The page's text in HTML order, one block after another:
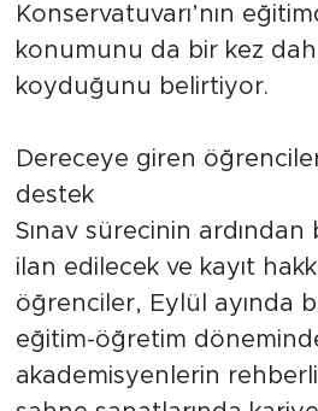
Konservatuvarı’nın
konumunu da bir kez
koyduğunu belirtiyor.
Dereceye giren
destek
Sınav sürecinin ardından
ilan edilecek ve kayıt
öğrenciler, Eylül ayında
eğitim-öğretim
akademisyenlerin